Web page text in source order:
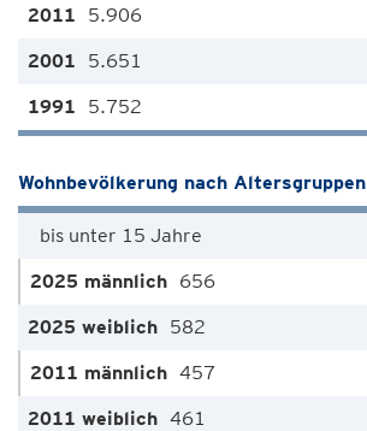
5.906
5.651
5.752
Wohnbevölkerung nach Altersgruppen
bis unter 15 Jahre
656
582
457
461